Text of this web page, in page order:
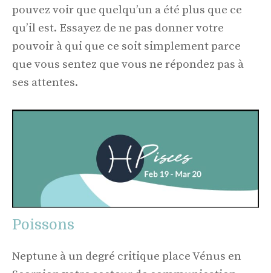
pouvez voir que quelqu’un a été plus que ce
qu’il est. Essayez de ne pas donner votre
pouvoir à qui que ce soit simplement parce
que vous sentez que vous ne répondez pas à
ses attentes.
Poissons
Neptune à un degré critique place Vénus en